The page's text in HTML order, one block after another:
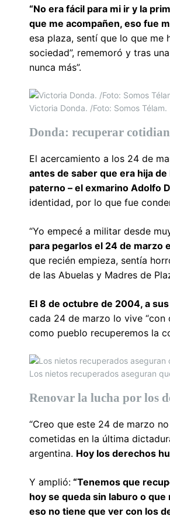
“No era fácil para mi ir y la
que me acompañen, eso fue
esa plaza, sentí que lo que
sociedad”, rememoró y tras
nunca más”.
Victoria Donda. /Foto: Somos Télam.
Donda: recuperar
El acercamiento a los 24 de
antes de saber que era hija
paterno – el exmarino Adolfo
identidad, por lo que fue
“Yo empecé a militar desde
para pegarlos el 24 de marzo
que recién empieza, sentía
de las Abuelas y Madres de
El 8 de octubre de 2004, a
cada 24 de marzo lo vive “con
como pueblo recuperemos la
Los nietos recuperados aseguran
Renovar la lucha por los
“Creo que este 24 de marzo
cometidas en la última
argentina. Hoy los derechos
Y amplió: “Tenemos que
hoy se queda sin laburo o
eso no tiene que ver con los